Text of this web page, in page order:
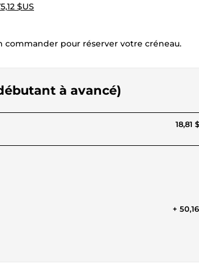
$US
commander pour réserver votre créneau.
à avancé)
18,81
+